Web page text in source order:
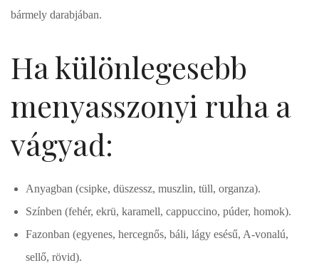
bármely darabjában.
Ha különlegesebb
menyasszonyi ruha a
vágyad:
Anyagban (csipke, düszessz, muszlin, tüll, organza).
Színben (fehér, ekrü, karamell, cappuccino, púder, homok).
Fazonban (egyenes, hercegnős, báli, lágy esésű, A-vonalú,
sellő, rövid).